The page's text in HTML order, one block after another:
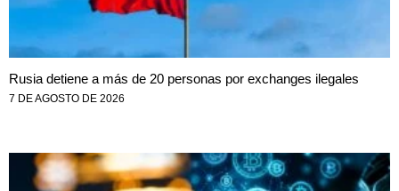
Rusia detiene a más de 20 personas por exchanges ilegales
7 DE AGOSTO DE 2026